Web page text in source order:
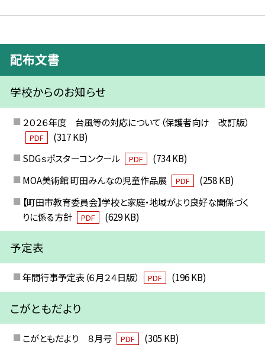
配布文書
学校からのお知らせ
２０２６年度 台風等の対応について（保護者向け 改訂版）
PDF
(317 KB)
SDGｓポスターコンクール
PDF
(734 KB)
MOA美術館 町田みんなの児童作品展
PDF
(258 KB)
【町田市教育委員会】学校と家庭・地域がより良好な関係づく
りに係る方針
PDF (629 KB)
予定表
年間行事予定表（６月２４日版） PDF (196 KB)
こがともだより
こがともだより ８月号 PDF (305 KB)